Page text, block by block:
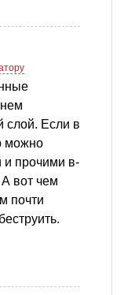
слой. Если в
можно
и прочими в-
вот чем
почти